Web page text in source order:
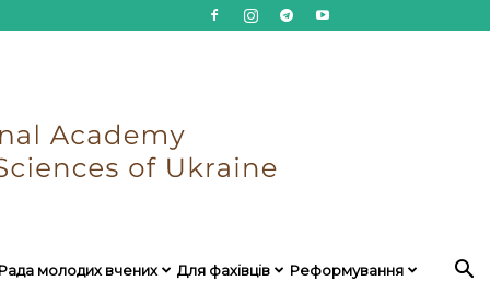
Рада молодих вчених Для фахівців Реформування